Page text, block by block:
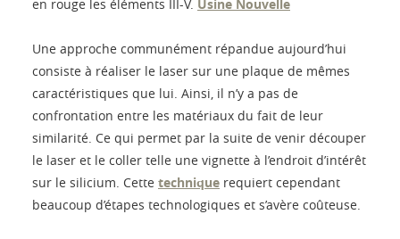
en rouge les éléments III-V. Usine Nouvelle
Une approche communément répandue aujourd’hui
consiste à réaliser le laser sur une plaque de mêmes
caractéristiques que lui. Ainsi, il n’y a pas de
confrontation entre les matériaux du fait de leur
similarité. Ce qui permet par la suite de venir découper
le laser et le coller telle une vignette à l’endroit d’intérêt
sur le silicium. Cette technique requiert cependant
beaucoup d’étapes technologiques et s’avère coûteuse.